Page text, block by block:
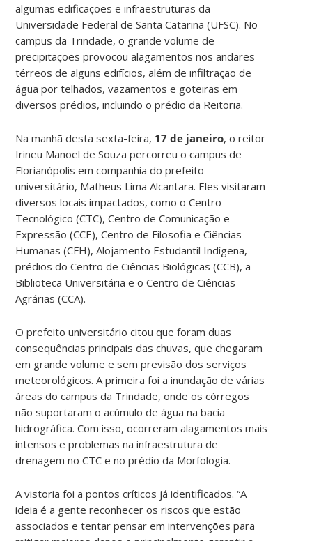
algumas edificações e infraestruturas da
Universidade Federal de Santa Catarina (UFSC). No
campus da Trindade, o grande volume de
precipitações provocou alagamentos nos andares
térreos de alguns edifícios, além de infiltração de
água por telhados, vazamentos e goteiras em
diversos prédios, incluindo o prédio da Reitoria.
Na manhã desta sexta-feira, 17 de janeiro, o reitor
Irineu Manoel de Souza percorreu o campus de
Florianópolis em companhia do prefeito
universitário, Matheus Lima Alcantara. Eles visitaram
diversos locais impactados, como o Centro
Tecnológico (CTC), Centro de Comunicação e
Expressão (CCE), Centro de Filosofia e Ciências
Humanas (CFH), Alojamento Estudantil Indígena,
prédios do Centro de Ciências Biológicas (CCB), a
Biblioteca Universitária e o Centro de Ciências
Agrárias (CCA).
O prefeito universitário citou que foram duas
consequências principais das chuvas, que chegaram
em grande volume e sem previsão dos serviços
meteorológicos. A primeira foi a inundação de várias
áreas do campus da Trindade, onde os córregos
não suportaram o acúmulo de água na bacia
hidrográfica. Com isso, ocorreram alagamentos mais
intensos e problemas na infraestrutura de
drenagem no CTC e no prédio da Morfologia.
A vistoria foi a pontos críticos já identificados. “A
ideia é a gente reconhecer os riscos que estão
associados e tentar pensar em intervenções para